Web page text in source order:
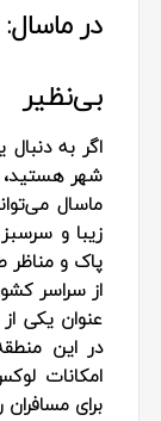
در
بی‌نظیر
اگر به
شهر هستید،
ماسال
زیبا و
پاک و مناظر
از سراسر
عنوان یکی
در این
امکانات
برای